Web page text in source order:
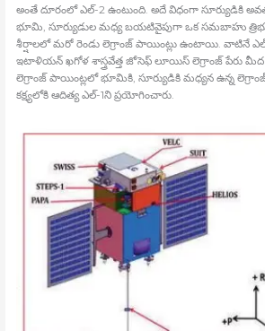
అంతే దూరంలో ఎల్‍-2 ఉంటుంది. అదే విధంగా సూర్యుడికి
భూమి, సూర్యుడుల మధ్య బయటివైపుగా ఒక సమబాహు
శీర్షాలలో మరో రెండు లెగ్రాంజ్‍ పాయింట్లు ఉంటాయి. వాటినే
ఇటాళియన్‍ ఖగోళ శాస్త్రవేత్త జోసెఫ్‍ లూయిస్‍ లెగ్రాంజ్‍ పేరు మీద
లెగ్రాంజ్‍ పాయింట్లలో భూమికి, సూర్యుడికి మధ్యన ఉన్న
కక్ష్యలోకి ఆదిత్య ఎల్‍-1ని ప్రయోగించారు.